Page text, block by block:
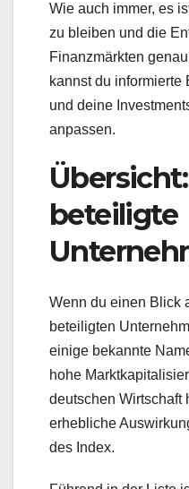
Wie auch immer, es
zu bleiben und die
Finanzmärkten
kannst du informierte
und deine
anpassen.
beteiligte
Wenn du einen Blick
beteiligten
einige bekannte
hohe
deutschen Wirtschaft
erhebliche
des Index.